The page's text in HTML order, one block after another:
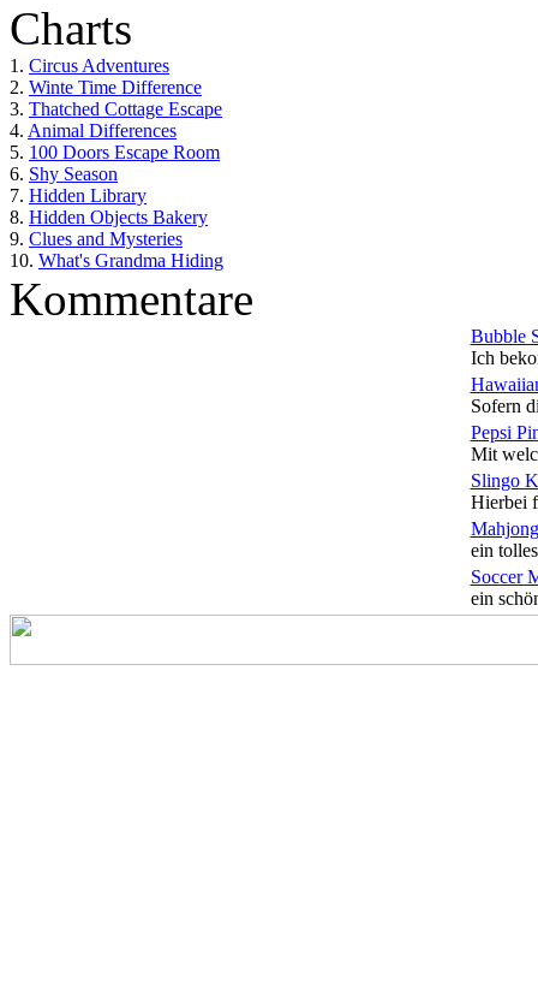
Charts
1. Circus Adventures
2. Winte Time Difference
3. Thatched Cottage Escape
4. Animal Differences
5. 100 Doors Escape Room
6. Shy Season
7. Hidden Library
8. Hidden Objects Bakery
9. Clues and Mysteries
10. What's Grandma Hiding
Kommentare
Bubble
Ich
Sofern
Pepsi
Mit
Slingo
Hierbei
ein
Soccer
ein